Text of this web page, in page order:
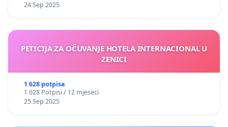
24 Sep 2025
PETICIJA ZA OČUVANJE HOTELA INTERNACIONAL U
ZENICI
1 628 potpisa
1 628 Potpisi / 12 mjeseci
25 Sep 2025